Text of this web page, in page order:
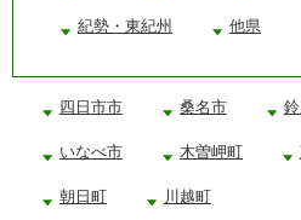
紀勢・東紀州 他県
四日市市 桑名市
いなべ市 木曽岬町
朝日町 川越町